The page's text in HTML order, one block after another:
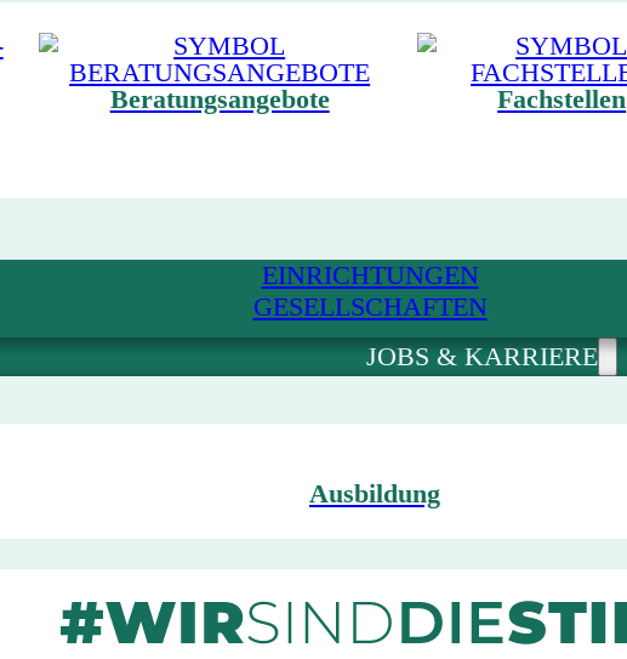
Beratungsangebote Fachstellen
EINRICHTUNGEN
GESELLSCHAFTEN
JOBS & KARRIERE
Ausbildung